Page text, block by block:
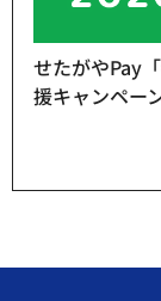
せたがやPay
援キャンペー